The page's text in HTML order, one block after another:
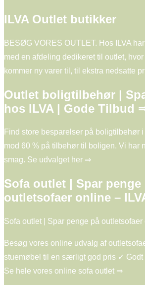
ILVA Outlet butikker
BESØG VORES OUTLET. Hos ILVA
med en afdeling dedikeret til outlet,
kommer ny varer til, til ekstra nedsatte
Outlet boligtilbehør |
hos ILVA | Gode Tilbud
Find store besparelser på boligtilbehør i
mod 60 % på tilbehør til boligen. Vi har
smag. Se udvalget her ⇒
Sofa outlet | Spar penge
outletsofaer online –
Sofa outlet | Spar penge på outletsofaer
Besøg vores online udvalg af
stuemøbel til en særligt god pris ✓ Godt
Se hele vores online sofa outlet ⇒